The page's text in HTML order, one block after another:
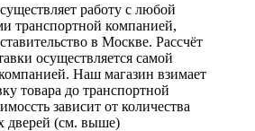
работу с любой
транспортной компанией,
в Москве. Рассчёт
осуществляется самой
Наш магазин взимает
товара до транспортной
зависит от количества
дверей (см. выше)